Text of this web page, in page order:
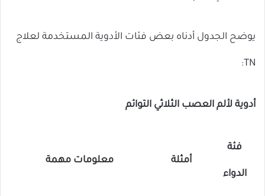
يوضح الجدول أدناه بعض فئات الأدوية المستخدمة لعلاج
TN:
أدوية لألم العصب الثلاثي التوائم
فئة
الدواء
أمثلة معلومات مهمة